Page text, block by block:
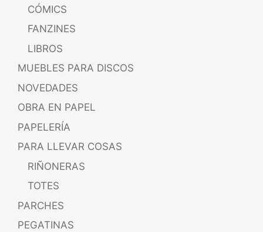
CÓMICS
FANZINES
LIBROS
MUEBLES PARA DISCOS
NOVEDADES
OBRA EN PAPEL
PAPELERÍA
PARA LLEVAR COSAS
RIÑONERAS
TOTES
PARCHES
PEGATINAS